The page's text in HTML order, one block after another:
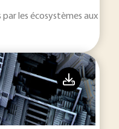
par les écosystèmes aux